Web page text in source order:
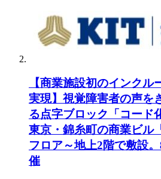
【商業施設初のインクル
実現】視覚障害者の声を
る点字ブロック「コード
東京・錦糸町の商業ビル
フロア～地上2階で敷設
催